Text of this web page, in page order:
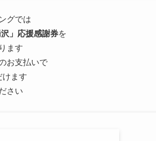
グでは
」応援感謝券を
ます
お支払いで
けます
さい